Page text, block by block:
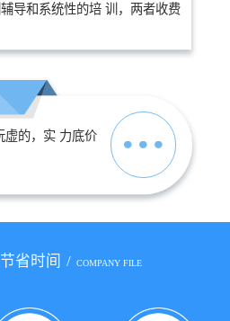
导和系统性的培 训，两者收费
虚的，实 力底价
省时间 / COMPANY FILE